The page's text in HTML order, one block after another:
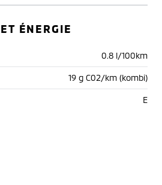
ÉNERGIE
0.8 l/100km
19 g C02/km (kombi)
E